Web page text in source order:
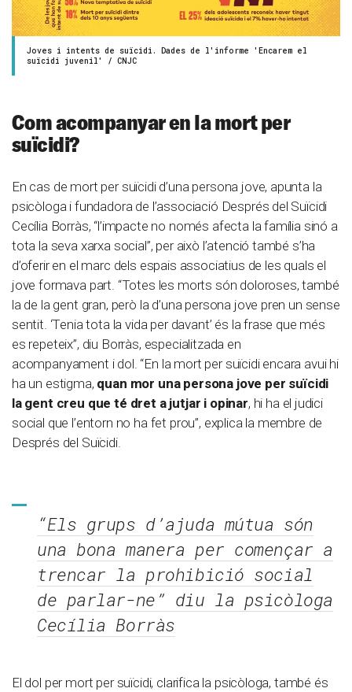
Joves i intents de suïcidi. Dades de l'informe 'Encarem el
suïcidi juvenil' / CNJC
Com acompanyar en la mort per
suïcidi?
En cas de mort per suïcidi d’una persona jove, apunta la
psicòloga i fundadora de l’associació Després del Suïcidi
Cecília Borràs, “l’impacte no només afecta la família sinó a
tota la seva xarxa social”, per això l’atenció també s’ha
d’oferir en el marc dels espais associatius de les quals el
jove formava part. “Totes les morts són doloroses, també
la de la gent gran, però la d’una persona jove pren un sense
sentit. ‘Tenia tota la vida per davant’ és la frase que més
es repeteix”, diu Borràs, especialitzada en
acompanyament i dol. “En la mort per suïcidi encara avui hi
ha un estigma, quan mor una persona jove per suïcidi
la gent creu que té dret a jutjar i opinar, hi ha el judici
social que l’entorn no ha fet prou”, explica la membre de
Després del Suïcidi.
“Els grups d’ajuda mútua són
una bona manera per començar a
trencar la prohibició social
de parlar-ne” diu la psicòloga
Cecília Borràs
El dol per mort per suïcidi, clarifica la psicòloga, també és